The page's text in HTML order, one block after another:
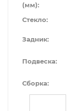
(мм):
Стекло:
Задник:
Подвеска:
Сборка: